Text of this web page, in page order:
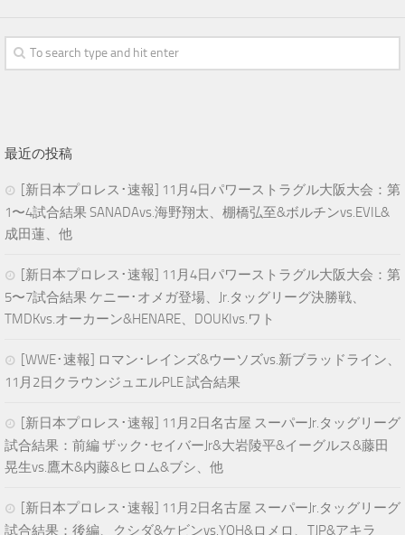
最近の投稿
[新日本プロレス･速報] 11月4日パワーストラグル大阪大会：第
1〜4試合結果 SANADAvs.海野翔太、棚橋弘至&ボルチンvs.EVIL&
成田蓮、他
[新日本プロレス･速報] 11月4日パワーストラグル大阪大会：第
5〜7試合結果 ケニー･オメガ登場、Jr.タッグリーグ決勝戦、
TMDKvs.オーカーン&HENARE、DOUKIvs.ワト
[WWE･速報] ロマン･レインズ&ウーソズvs.新ブラッドライン、
11月2日クラウンジュエルPLE 試合結果
[新日本プロレス･速報] 11月2日名古屋 スーパーJr.タッグリーグ
試合結果：前編 ザック･セイバーJr&大岩陵平&イーグルス&藤田
晃生vs.鷹木&内藤&ヒロム&ブシ、他
[新日本プロレス･速報] 11月2日名古屋 スーパーJr.タッグリーグ
試合結果：後編、クシダ&ケビンvs.YOH&ロメロ、TJP&アキラ